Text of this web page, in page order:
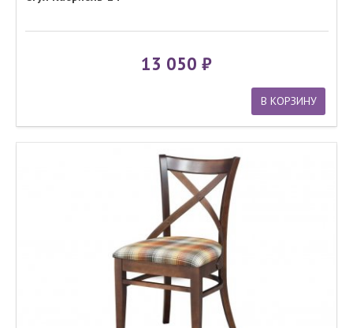
13 050
В КОРЗИНУ